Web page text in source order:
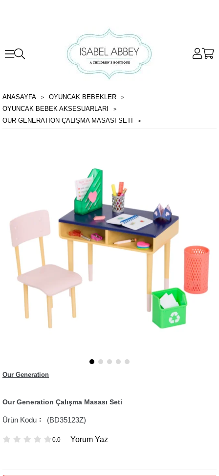
ANASAYFA
OYUNCAK BEBEKLER
OYUNCAK BEBEK AKSESUARLARI
OUR GENERATION ÇALIŞMA MASASI SETI
Our Generation
Our Generation Çalışma Masası Seti
(BD35123Z)
0.0 Yorum Yaz